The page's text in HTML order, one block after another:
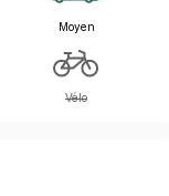
Moyen
Vélo